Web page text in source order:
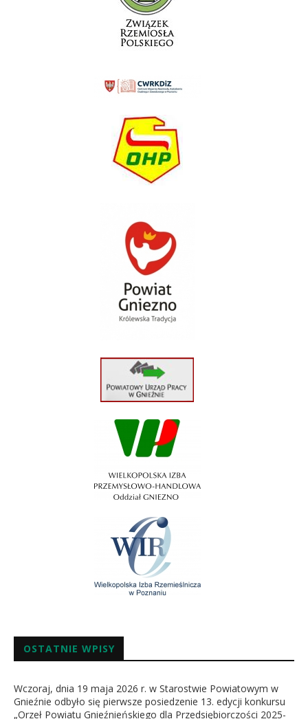
OSTATNIE WPISY
Wczoraj, dnia 19 maja 2026 r. w Starostwie Powiatowym w
Gnieźnie odbyło się pierwsze posiedzenie 13. edycji konkursu
„Orzeł Powiatu Gnieźnieńskiego dla Przedsiębiorczości 2025-